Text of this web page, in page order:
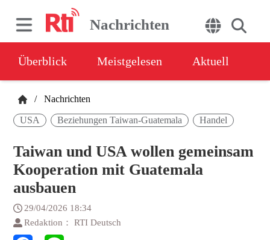
Nachrichten
Überblick Meistgelesen Aktuell
/ Nachrichten
USA Beziehungen Taiwan-Guatemala Handel
Taiwan und USA wollen gemeinsam
Kooperation mit Guatemala
ausbauen
29/04/2026 18:34
Redaktion： RTI Deutsch